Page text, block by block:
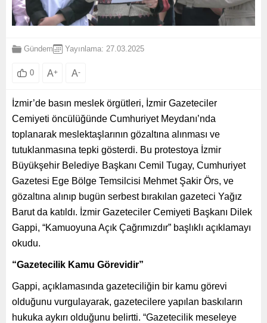
Gündem Yayınlama: 27.03.2025
0 A+ A-
İzmir’de basın meslek örgütleri, İzmir Gazeteciler
Cemiyeti öncülüğünde Cumhuriyet Meydanı’nda
toplanarak meslektaşlarının gözaltına alınması ve
tutuklanmasına tepki gösterdi. Bu protestoya İzmir
Büyükşehir Belediye Başkanı Cemil Tugay, Cumhuriyet
Gazetesi Ege Bölge Temsilcisi Mehmet Şakir Örs, ve
gözaltına alınıp bugün serbest bırakılan gazeteci Yağız
Barut da katıldı. İzmir Gazeteciler Cemiyeti Başkanı Dilek
Gappi, “Kamuoyuna Açık Çağrımızdır” başlıklı açıklamayı
okudu.
“Gazetecilik Kamu Görevidir”
Gappi, açıklamasında gazeteciliğin bir kamu görevi
olduğunu vurgulayarak, gazetecilere yapılan baskıların
hukuka aykırı olduğunu belirtti. “Gazetecilik meseleye